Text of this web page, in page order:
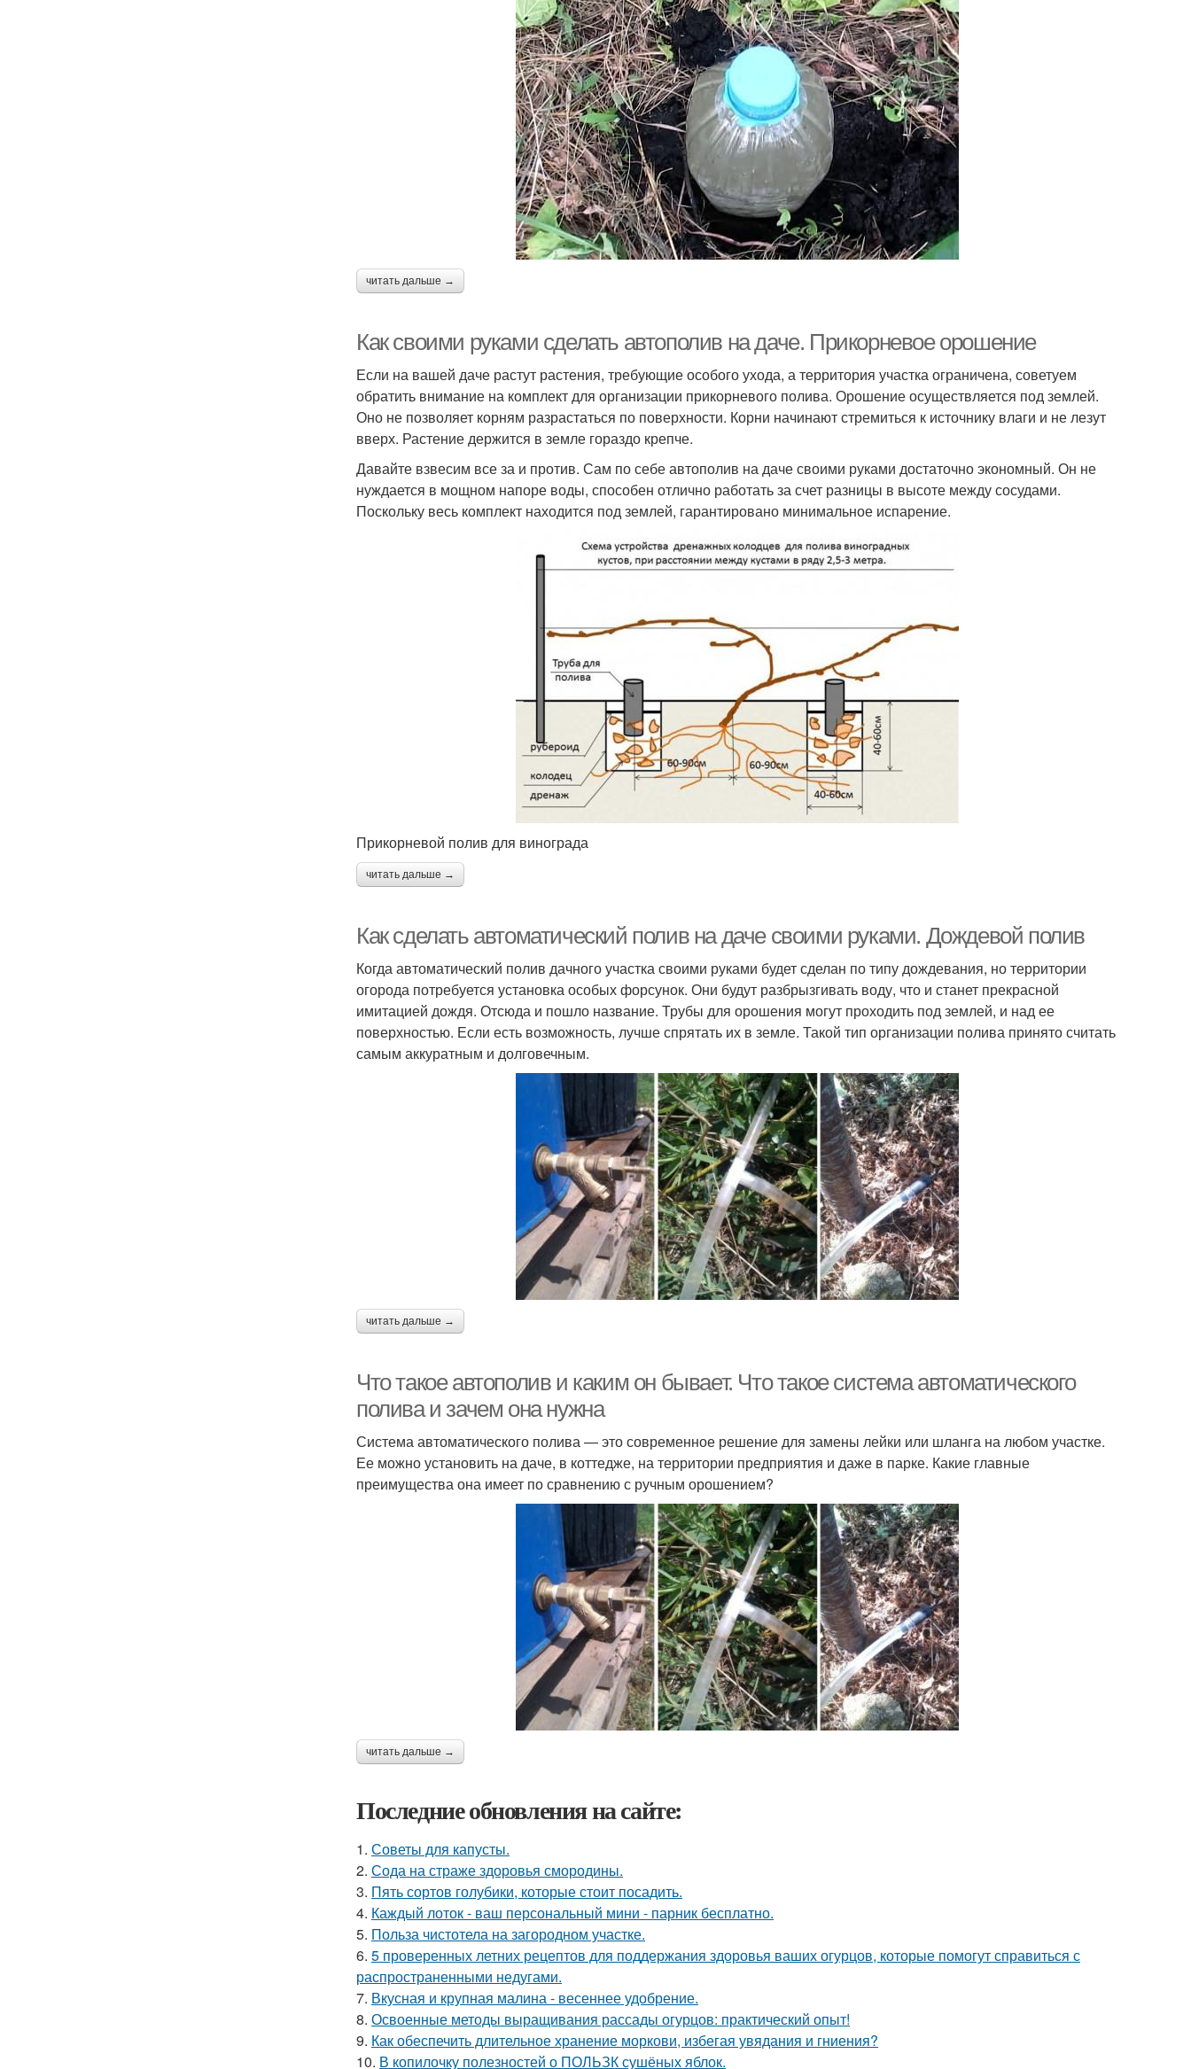
читать дальше →
Как своими руками сделать автополив на даче. Прикорневое орошение
Если на вашей даче растут растения, требующие особого ухода, а территория участка ограничена, советуем
обратить внимание на комплект для организации прикорневого полива. Орошение осуществляется под землей.
Оно не позволяет корням разрастаться по поверхности. Корни начинают стремиться к источнику влаги и не лезут
вверх. Растение держится в земле гораздо крепче.
Давайте взвесим все за и против. Сам по себе автополив на даче своими руками достаточно экономный. Он не
нуждается в мощном напоре воды, способен отлично работать за счет разницы в высоте между сосудами.
Поскольку весь комплект находится под землей, гарантировано минимальное испарение.
Прикорневой полив для винограда
читать дальше →
Как сделать автоматический полив на даче своими руками. Дождевой полив
Когда автоматический полив дачного участка своими руками будет сделан по типу дождевания, но территории
огорода потребуется установка особых форсунок. Они будут разбрызгивать воду, что и станет прекрасной
имитацией дождя. Отсюда и пошло название. Трубы для орошения могут проходить под землей, и над ее
поверхностью. Если есть возможность, лучше спрятать их в земле. Такой тип организации полива принято считать
самым аккуратным и долговечным.
читать дальше →
Что такое автополив и каким он бывает. Что такое система автоматического
полива и зачем она нужна
Система автоматического полива — это современное решение для замены лейки или шланга на любом участке.
Ее можно установить на даче, в коттедже, на территории предприятия и даже в парке. Какие главные
преимущества она имеет по сравнению с ручным орошением?
читать дальше →
Последние обновления на сайте:
1. Советы для капусты.
2. Сода на страже здоровья смородины.
3. Пять сортов голубики, которые стоит посадить.
4. Каждый лоток - ваш персональный мини - парник бесплатно.
5. Польза чистотела на загородном участке.
6. 5 проверенных летних рецептов для поддержания здоровья ваших огурцов, которые помогут справиться с
распространенными недугами.
7. Вкусная и крупная малина - весеннее удобрение.
8. Освоенные методы выращивания рассады огурцов: практический опыт!
9. Как обеспечить длительное хранение моркови, избегая увядания и гниения?
10. В копилочку полезностей о ПОЛЬЗК сушёных яблок.